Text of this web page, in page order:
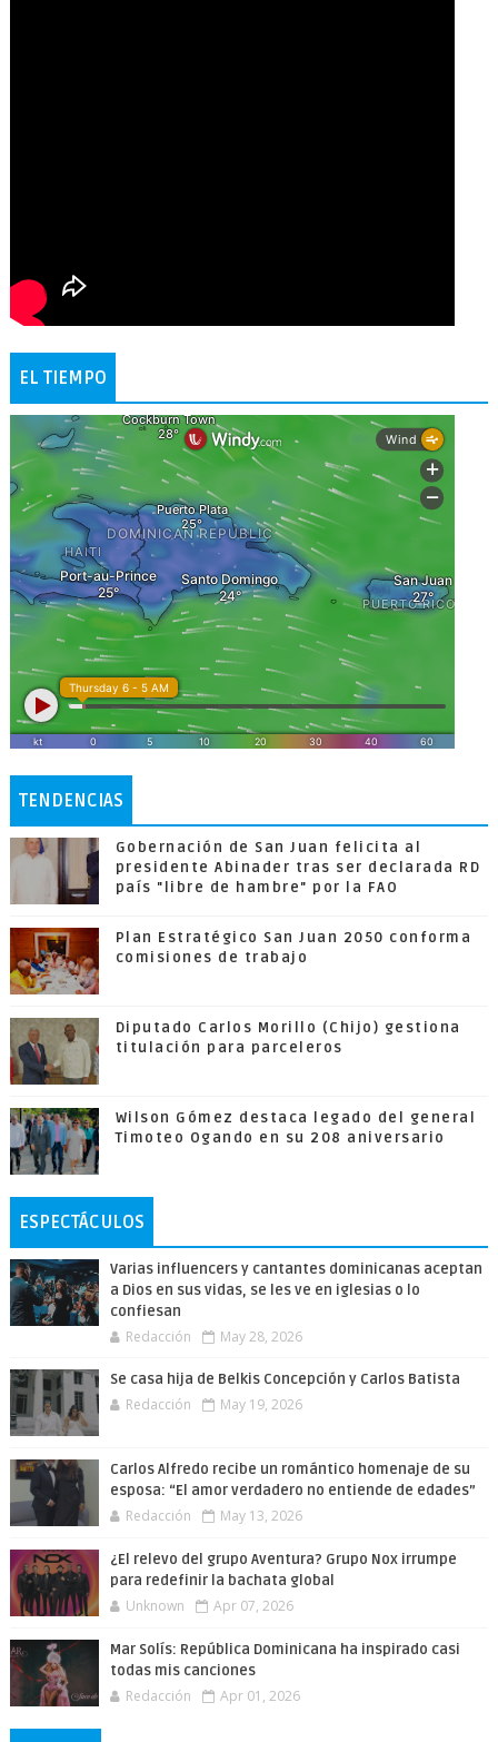
EL TIEMPO
TENDENCIAS
Gobernación de San Juan felicita al
presidente Abinader tras ser declarada RD
país "libre de hambre" por la FAO
Plan Estratégico San Juan 2050 conforma
comisiones de trabajo
Diputado Carlos Morillo (Chijo) gestiona
titulación para parceleros
Wilson Gómez destaca legado del general
Timoteo Ogando en su 208 aniversario
ESPECTÁCULOS
Varias influencers y cantantes dominicanas aceptan
a Dios en sus vidas, se les ve en iglesias o lo
confiesan
Redacción May 28, 2026
Se casa hija de Belkis Concepción y Carlos Batista
Redacción May 19, 2026
Carlos Alfredo recibe un romántico homenaje de su
esposa: “El amor verdadero no entiende de edades”
Redacción May 13, 2026
¿El relevo del grupo Aventura? Grupo Nox irrumpe
para redefinir la bachata global
Unknown Apr 07, 2026
Mar Solís: República Dominicana ha inspirado casi
todas mis canciones
Redacción Apr 01, 2026